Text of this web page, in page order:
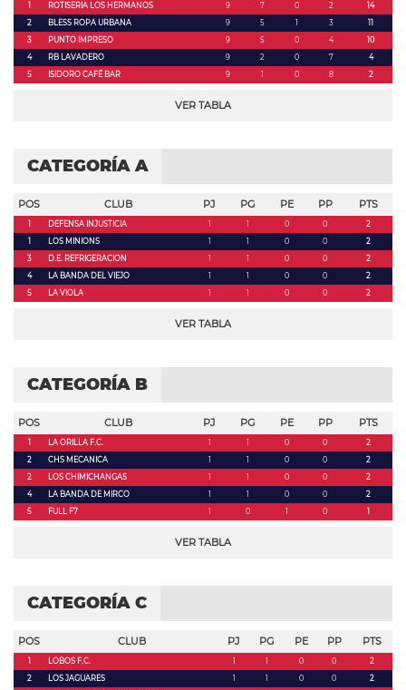
1 ROTISERIA LOS HERMANOS 9 7 0 2
14
2
BLESS ROPA URBANA 9 5 1 3
11
3
PUNTO IMPRESO 9 5 0 4
10
4
RB LAVADERO 9 2 0 7
4
5
ISIDORO CAFÉ BAR 9 1 0 8 2
VER TABLA
CATEGORÍA A
POS CLUB PJ PG PE PP PTS
1 DEFENSA INJUSTICIA 1 1 0 0
2
1
LOS MINIONS 1 1 0 0
2
3
D.E. REFRIGERACION 1 1 0 0
2
4
LA BANDA DEL VIEJO 1 1 0 0
2
5
LA VIOLA 1 1 0 0 2
VER TABLA
CATEGORÍA B
POS CLUB PJ PG PE PP PTS
1 LA ORILLA F.C. 1 1 0 0
2
2
CHS MECANICA 1 1 0 0
2
2
LOS CHIMICHANGAS 1 1 0 0
2
4
LA BANDA DE MIRCO 1 1 0 0
2
5
FULL F7 1 0 1 0 1
VER TABLA
CATEGORÍA C
POS CLUB PJ PG PE PP PTS
1 LOBOS F.C. 1 1 0 0
2
2
LOS JAGUARES 1 1 0 0
2